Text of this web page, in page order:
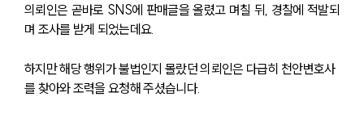
의뢰인은 곧바로 SNS에 판매글을 올렸고 며칠 뒤, 경찰에 적발되
며 조사를 받게 되었는데요.
하지만 해당 행위가 불법인지 몰랐던 의뢰인은 다급히 천안변호사
를 찾아와 조력을 요청해 주셨습니다.